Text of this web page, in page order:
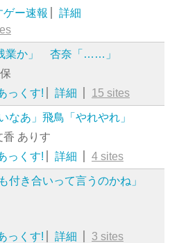
ゲー速報
詳細
業か」 杏奈「……」
っくす! 詳細 15 sites
なあ」飛鳥「やれやれ」
香 ありす
っくす! 詳細 4 sites
付き合いって言うのかね」
っくす! 詳細 3 sites